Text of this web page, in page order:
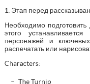
1. Этап перед
Необходимо
этого
персонажей и
распечатать или
Characters:
The Turnip